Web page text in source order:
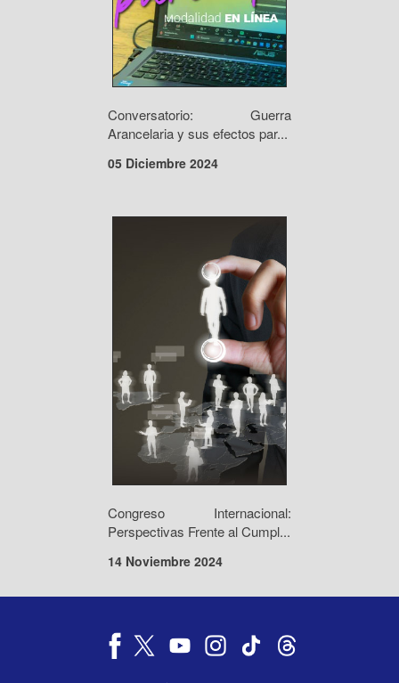
Conversatorio: Guerra
Arancelaria y sus efectos par...
05 Diciembre 2024
Congreso Internacional:
Perspectivas Frente al Cumpl...
14 Noviembre 2024